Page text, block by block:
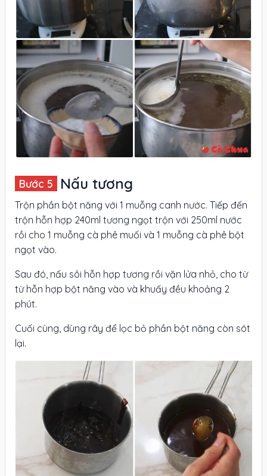
Nấu tương
Trộn phần bột năng với 1 muỗng canh nước. Tiếp đến
trộn hỗn hợp 240ml tương ngọt trộn với 250ml nước
rồi cho 1 muỗng cà phê muối và 1 muỗng cà phê bột
ngọt vào.
Sau đó, nấu sôi hỗn hợp tương rồi vặn lửa nhỏ, cho từ
từ hỗn hợp bột năng vào và khuấy đều khoảng 2
phút.
Cuối cùng, dùng rây để lọc bỏ phần bột năng còn sót
lại.